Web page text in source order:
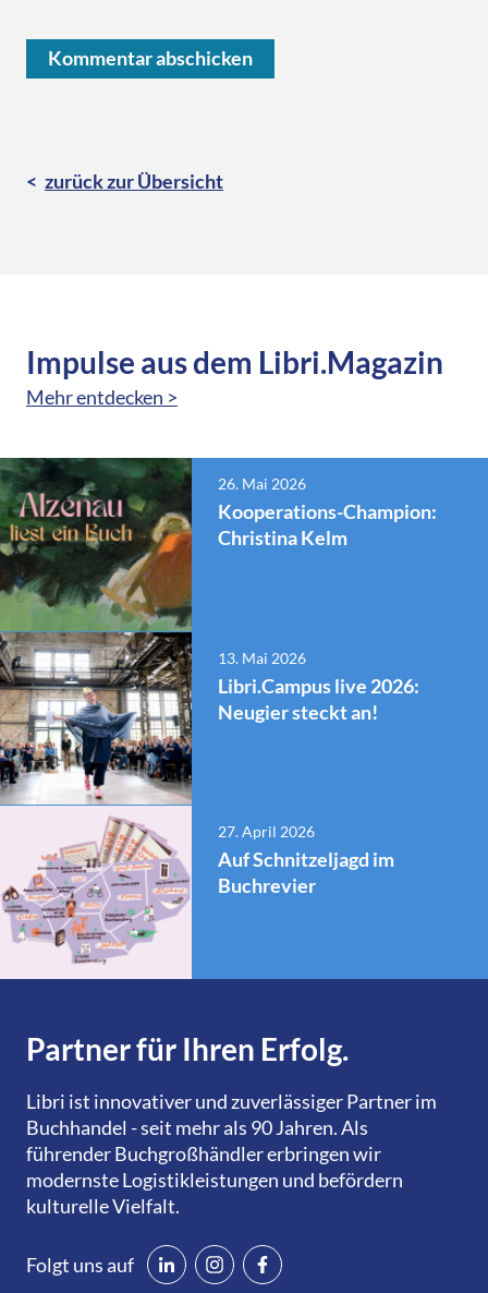
zurück zur Übersicht
Impulse aus dem Libri.Magazin
Mehr entdecken >
26. Mai 2026
Kooperations-Champion:
Christina Kelm
13. Mai 2026
Libri.Campus live 2026:
Neugier steckt an!
27. April 2026
Auf Schnitzeljagd im
Buchrevier
Partner für Ihren Erfolg.
Libri ist innovativer und zuverlässiger Partner im
Buchhandel - seit mehr als 90 Jahren. Als
führender Buchgroßhändler erbringen wir
modernste Logistikleistungen und befördern
kulturelle Vielfalt.
Folgt uns auf